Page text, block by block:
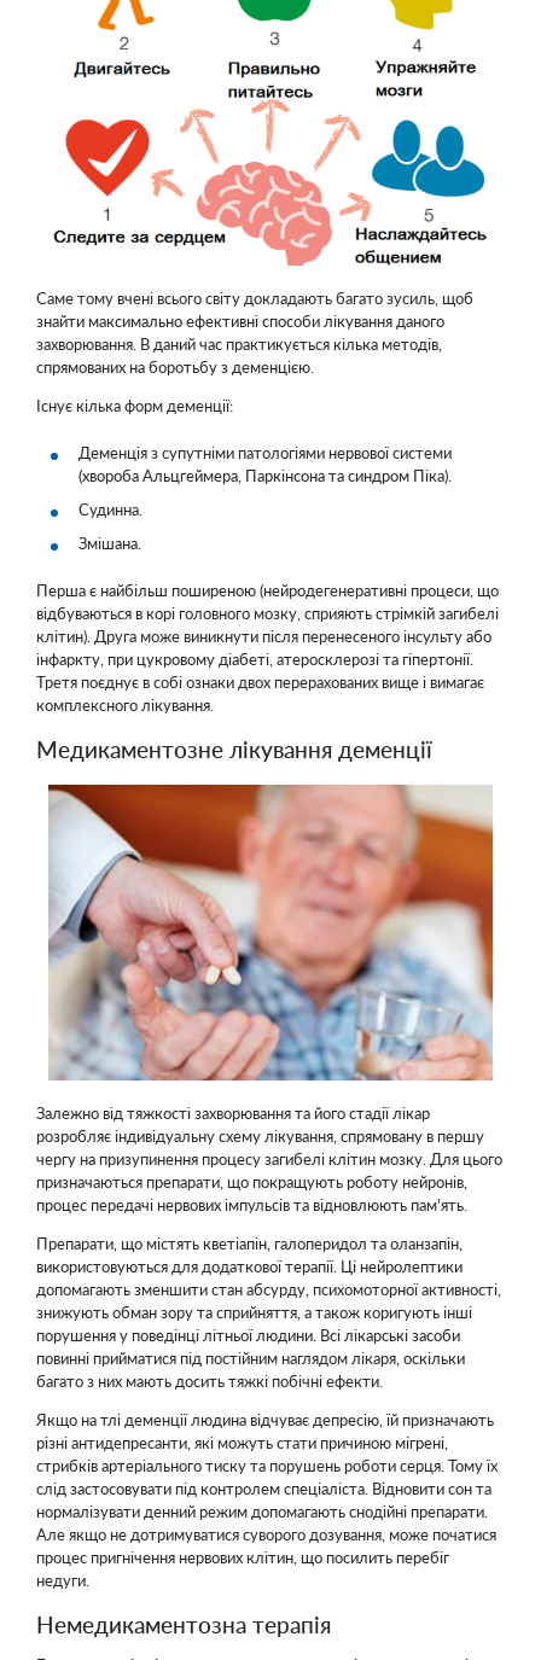
Саме тому вчені всього світу докладають багато зусиль, щоб
знайти максимально ефективні способи лікування даного
захворювання. В даний час практикується кілька методів,
спрямованих на боротьбу з деменцією.
Існує кілька форм деменції:
Деменція з супутніми патологіями нервової системи
(хвороба Альцгеймера, Паркінсона та синдром Піка).
Судинна.
Змішана.
Перша є найбільш поширеною (нейродегенеративні процеси, що
відбуваються в корі головного мозку, сприяють стрімкій загибелі
клітин). Друга може виникнути після перенесеного інсульту або
інфаркту, при цукровому діабеті, атеросклерозі та гіпертонії.
Третя поєднує в собі ознаки двох перерахованих вище і вимагає
комплексного лікування.
Медикаментозне лікування деменції
Залежно від тяжкості захворювання та його стадії лікар
розробляє індивідуальну схему лікування, спрямовану в першу
чергу на призупинення процесу загибелі клітин мозку. Для цього
призначаються препарати, що покращують роботу нейронів,
процес передачі нервових імпульсів та відновлюють пам'ять.
Препарати, що містять кветіапін, галоперидол та оланзапін,
використовуються для додаткової терапії. Ці нейролептики
допомагають зменшити стан абсурду, психомоторної активності,
знижують обман зору та сприйняття, а також коригують інші
порушення у поведінці літньої людини. Всі лікарські засоби
повинні прийматися під постійним наглядом лікаря, оскільки
багато з них мають досить тяжкі побічні ефекти.
Якщо на тлі деменції людина відчуває депресію, їй призначають
різні антидепресанти, які можуть стати причиною мігрені,
стрибків артеріального тиску та порушень роботи серця. Тому їх
слід застосовувати під контролем спеціаліста. Відновити сон та
нормалізувати денний режим допомагають снодійні препарати.
Але якщо не дотримуватися суворого дозування, може початися
процес пригнічення нервових клітин, що посилить перебіг
недуги.
Немедикаментозна терапія